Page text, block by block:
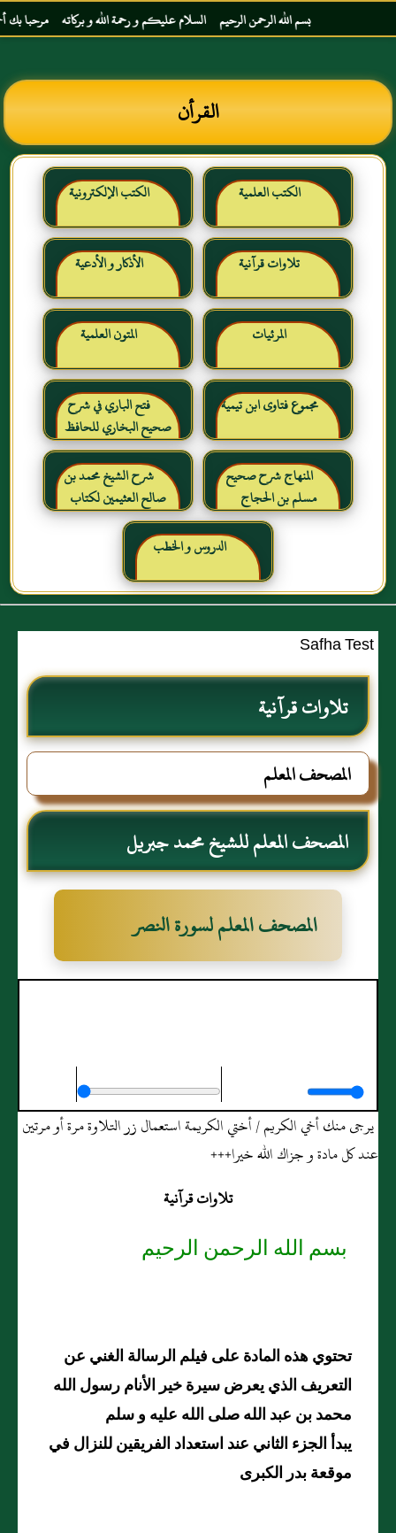
بسم الله الرحمن الرحيم السلام عليكم و رحمة الله و بركاته مرحبا بك
القرأن
الكتب العلمية الكتب الإلكترونية
تلاوات قرآنية الأذكار و الأدعية
المرئيات المتون العلمية
مجموع فتاوى ابن تيمية
فتح الباري في شرح
صحيح البخاري للحافظ
ابن حجر العسقلاني
المنهاج شرح صحيح
مسلم بن الحجاج
شرح الشيخ محمد بن
صالح العثيمين لكتاب
رياض الصالحين للإمام
النووي رحمهم الله تعالىالدروس و الخطب
Safha Test
تلاوات قرآنية
المصحف المعلم
المصحف المعلم للشيخ محمد جبريل
المصحف المعلم لسورة النصر
يرجى منك أخي الكريم / أختي الكريمة استعمال زر التلاوة مرة أو مرتين
عند كل مادة و جزاك الله خيرا+++
تلاوات قرآنية
بسم الله الرحمن الرحيم
تحتوي هذه المادة على فيلم الرسالة الغني عن
التعريف الذي يعرض سيرة خير الأنام رسول الله
محمد بن عبد الله صلى الله عليه و سلم
يبدأ الجزء الثاني عند استعداد الفريقين للنزال في
موقعة بدر الكبرى